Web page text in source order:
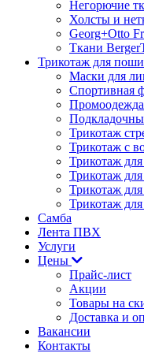
Негорючие
Холсты и
Georg+Otto
Ткани
Трикотаж для
Маски для
Спортивная
Промоодежда
Трикотаж
Трикотаж с
Трикотаж
Трикотаж
Трикотаж
Трикотаж
Самба
Лента ПВХ
Услуги
Цены
Прайс-лист
Акции
Товары на
Доставка и
Вакансии
Контакты